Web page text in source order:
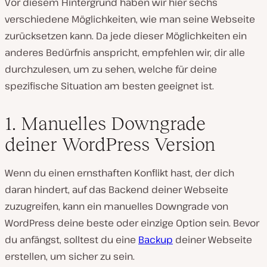
verschiedene Möglichkeiten, wie man seine Webseite
zurücksetzen kann. Da jede dieser Möglichkeiten ein
anderes Bedürfnis anspricht, empfehlen wir, dir alle
durchzulesen, um zu sehen, welche für deine
spezifische Situation am besten geeignet ist.
1. Manuelles Downgrade
deiner WordPress Version
Wenn du einen ernsthaften Konflikt hast, der dich
daran hindert, auf das Backend deiner Webseite
zuzugreifen, kann ein manuelles Downgrade von
WordPress deine beste oder einzige Option sein. Bevor
du anfängst, solltest du eine Backup deiner Webseite
erstellen, um sicher zu sein.